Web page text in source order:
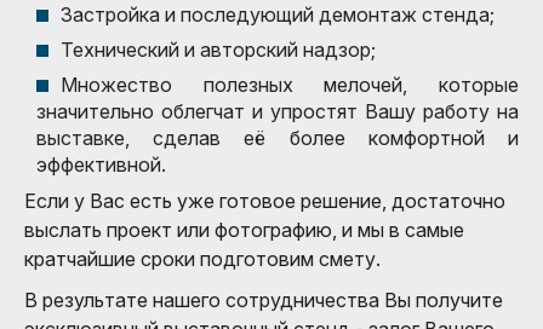
Застройка и последующий демонтаж стенда;
Технический и авторский надзор;
Множество полезных мелочей, которые
значительно облегчат и упростят Вашу работу на
выставке, сделав её более комфортной и
эффективной.
Если у Вас есть уже готовое решение, достаточно
выслать проект или фотографию, и мы в самые
кратчайшие сроки подготовим смету.
В результате нашего сотрудничества Вы получите